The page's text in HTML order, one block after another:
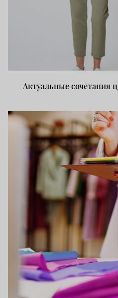
Актуальные сочетания